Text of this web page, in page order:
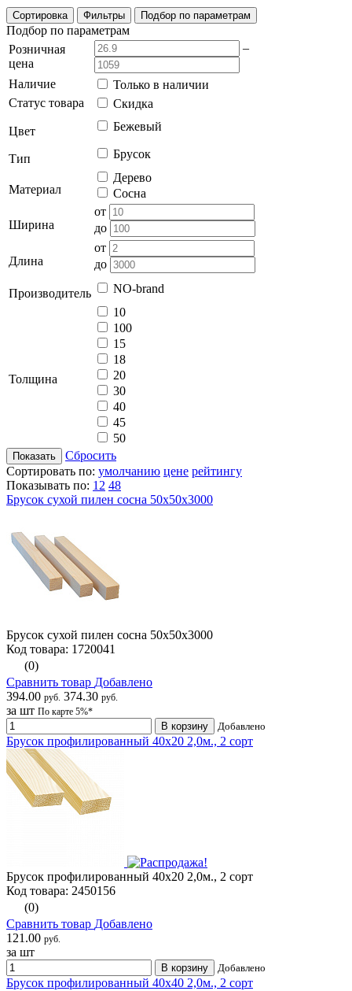
Сортировка Фильтры Подбор по параметрам
Подбор по параметрам
Розничная
цена
–
Наличие
Только в наличии
Статус товара
Скидка
Цвет Бежевый
Тип Брусок
Материал
Дерево
Сосна
Ширина
от
до
Длина
от
до
Производитель NO-brand
Толщина
10
100
15
18
20
30
40
45
50
Показать
Сбросить
Сортировать по: умолчанию цене рейтингу
Показывать по: 12 48
Брусок сухой пилен сосна 50х50х3000
Брусок сухой пилен сосна 50х50х3000
Код товара: 1720041
(0)
Сравнить товар Добавлено
394.00 руб. 374.30 руб.
за шт По карте 5%*
В корзину Добавлено
Брусок профилированный 40х20 2,0м., 2 сорт
Брусок профилированный 40х20 2,0м., 2 сорт
Код товара: 2450156
(0)
Сравнить товар Добавлено
121.00 руб.
за шт
В корзину Добавлено
Брусок профилированный 40х40 2,0м., 2 сорт